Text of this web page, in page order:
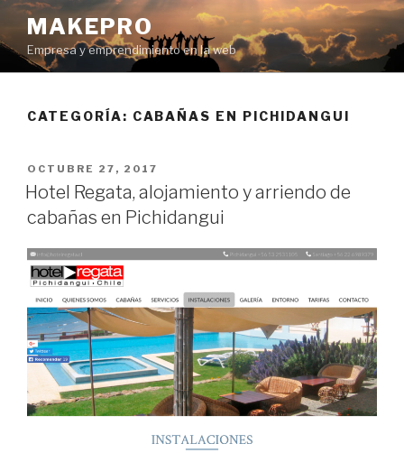
contenido
MAKEPRO
Empresa y emprendimiento en la web
CATEGORÍA: CABAÑAS EN PICHIDANGUI
POSTED
ON
OCTUBRE 27, 2017
Hotel Regata, alojamiento y arriendo de
cabañas en Pichidangui